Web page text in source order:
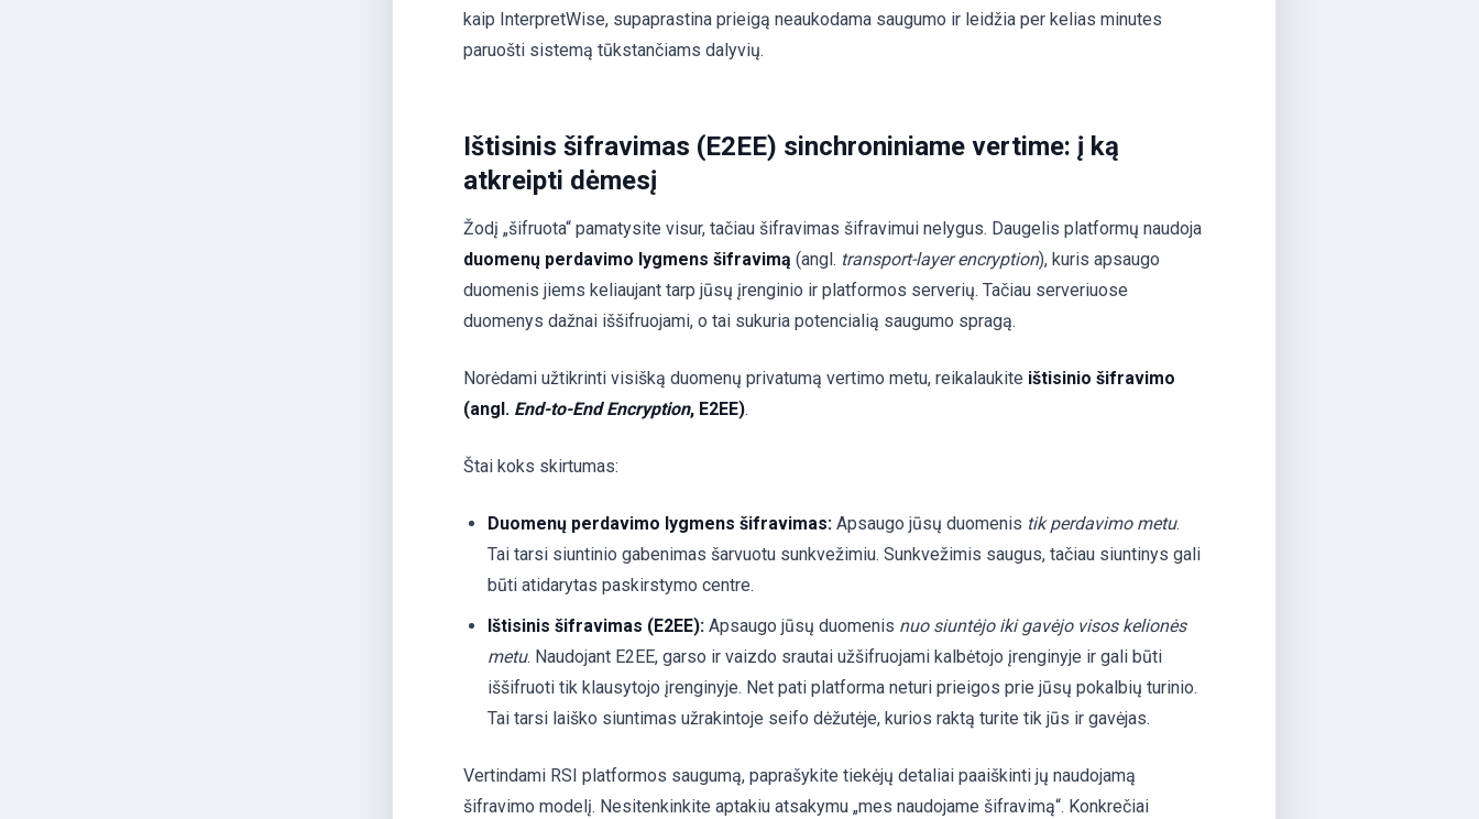
kaip InterpretWise, supaprastina prieigą neaukodama saugumo ir leidžia per kelias minutes
paruošti sistemą tūkstančiams dalyvių.
Ištisinis šifravimas (E2EE) sinchroniniame vertime: į ką
atkreipti dėmesį
Žodį „šifruota“ pamatysite visur, tačiau šifravimas šifravimui nelygus. Daugelis platformų naudoja
duomenų perdavimo lygmens šifravimą (angl. transport-layer encryption), kuris apsaugo
duomenis jiems keliaujant tarp jūsų įrenginio ir platformos serverių. Tačiau serveriuose
duomenys dažnai iššifruojami, o tai sukuria potencialią saugumo spragą.
Norėdami užtikrinti visišką duomenų privatumą vertimo metu, reikalaukite ištisinio šifravimo
(angl. End-to-End Encryption, E2EE).
Štai koks skirtumas:
Duomenų perdavimo lygmens šifravimas: Apsaugo jūsų duomenis tik perdavimo metu.
Tai tarsi siuntinio gabenimas šarvuotu sunkvežimiu. Sunkvežimis saugus, tačiau siuntinys gali
būti atidarytas paskirstymo centre.
Ištisinis šifravimas (E2EE): Apsaugo jūsų duomenis nuo siuntėjo iki gavėjo visos kelionės
metu. Naudojant E2EE, garso ir vaizdo srautai užšifruojami kalbėtojo įrenginyje ir gali būti
iššifruoti tik klausytojo įrenginyje. Net pati platforma neturi prieigos prie jūsų pokalbių turinio.
Tai tarsi laiško siuntimas užrakintoje seifo dėžutėje, kurios raktą turite tik jūs ir gavėjas.
Vertindami RSI platformos saugumą, paprašykite tiekėjų detaliai paaiškinti jų naudojamą
šifravimo modelį. Nesitenkinkite aptakiu atsakymu „mes naudojame šifravimą“. Konkrečiai